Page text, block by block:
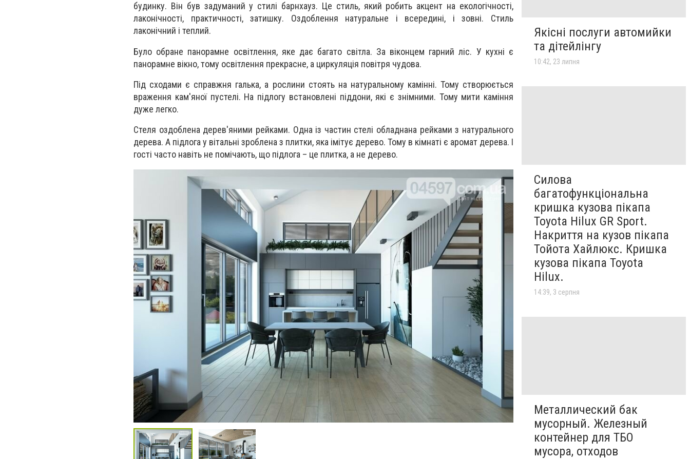
будинку. Він був задуманий у стилі барнхауз. Це стиль, який робить акцент на екологічності,
лаконічності, практичності, затишку. Оздоблення натуральне і всередині, і зовні. Стиль
лаконічний і теплий.
Було обране панорамне освітлення, яке дає багато світла. За віконцем гарний ліс. У кухні є
панорамне вікно, тому освітлення прекрасне, а циркуляція повітря чудова.
Під сходами є справжня галька, а рослини стоять на натуральному камінні. Тому створюється
враження кам'яної пустелі. На підлогу встановлені піддони, які є знімними. Тому мити каміння
дуже легко.
Стеля оздоблена дерев'яними рейками. Одна із частин стелі обладнана рейками з натурального
дерева. А підлога у вітальні зроблена з плитки, яка імітує дерево. Тому в кімнаті є аромат дерева. І
гості часто навіть не помічають, що підлога – це плитка, а не дерево.
Якісні послуги автомийки
та дітейлінгу
10:42, 23 липня
Силова
багатофункціональна
кришка кузова пікапа
Toyota Hilux GR Sport.
Накриття на кузов пікапа
Тойота Хайлюкс. Кришка
кузова пікапа Toyota
Hilux.
14:39, 3 серпня
Металлический бак
мусорный. Железный
контейнер для ТБО
мусора, отходов